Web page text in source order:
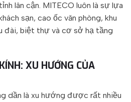
lân cận. MITECO luôn là sự lựa
sạn, cao ốc văn phòng, khu
đài, biệt thự và cơ sở hạ tầng
XU HƯỚNG CỦA
dần là xu hướng được rất nhiều